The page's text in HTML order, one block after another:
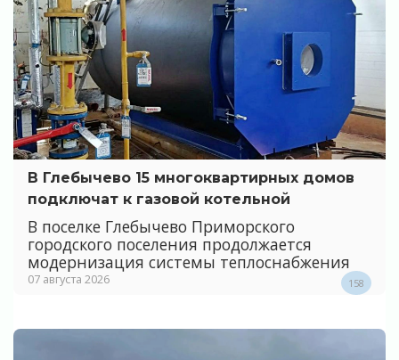
В Глебычево 15 многоквартирных домов
подключат к газовой котельной
В поселке Глебычево Приморского
городского поселения продолжается
модернизация системы теплоснабжения
07 августа 2026 158